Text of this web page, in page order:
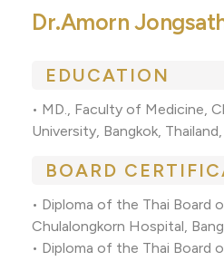
Dr.Amorn
EDUCATION
• MD., Faculty of Medicine,
University, Bangkok,
BOARD
• Diploma of the Thai Board
Chulalongkorn Hospital,
• Diploma of the Thai Board